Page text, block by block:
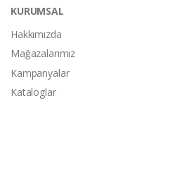
KURUMSAL
Hakkımızda
Mağazalarımız
Kampanyalar
Kataloglar